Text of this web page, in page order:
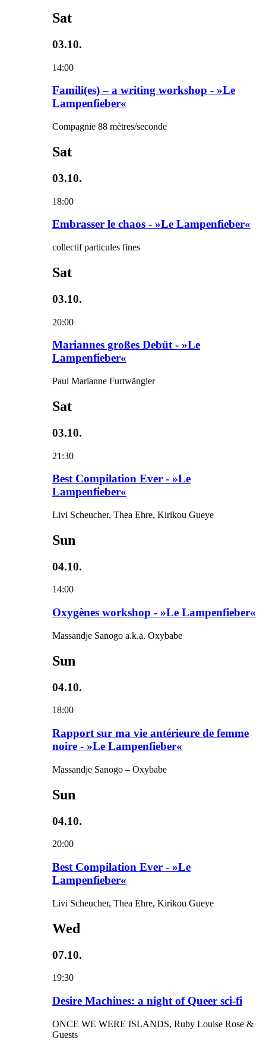
Sat
03.10.
14:00
Famili(es) – a writing workshop - »Le
Lampenfieber«
Compagnie 88 mètres/seconde
Sat
03.10.
18:00
Embrasser le chaos - »Le Lampenfieber«
collectif particules fines
Sat
03.10.
20:00
Mariannes großes Debüt - »Le
Lampenfieber«
Paul Marianne Furtwängler
Sat
03.10.
21:30
Best Compilation Ever - »Le
Lampenfieber«
Livi Scheucher, Thea Ehre, Kirikou Gueye
Sun
04.10.
14:00
Oxygènes workshop - »Le Lampenfieber«
Massandje Sanogo a.k.a. Oxybabe
Sun
04.10.
18:00
Rapport sur ma vie antérieure de femme
noire - »Le Lampenfieber«
Massandje Sanogo – Oxybabe
Sun
04.10.
20:00
Best Compilation Ever - »Le
Lampenfieber«
Livi Scheucher, Thea Ehre, Kirikou Gueye
Wed
07.10.
19:30
Desire Machines: a night of Queer sci-fi
ONCE WE WERE ISLANDS, Ruby Louise Rose &
Guests